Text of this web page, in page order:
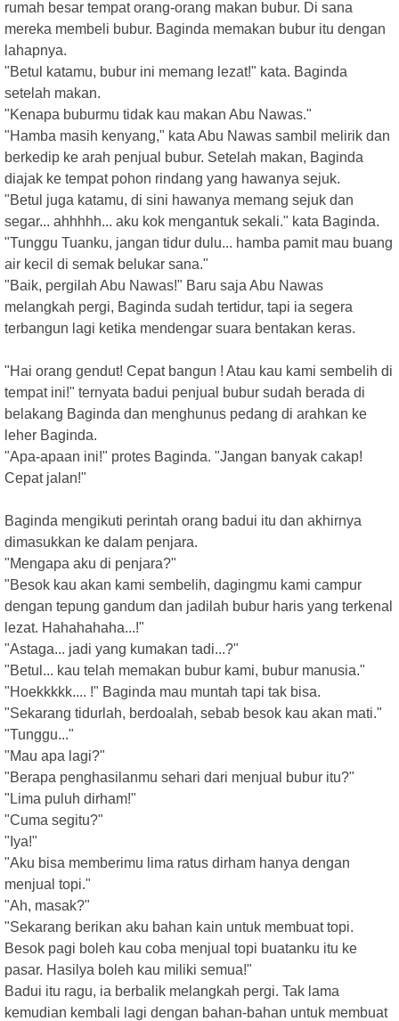
rumah besar tempat orang-orang makan bubur. Di sana
mereka membeli bubur. Baginda memakan bubur itu dengan
lahapnya.
"Betul katamu, bubur ini memang lezat!" kata. Baginda
setelah makan.
"Kenapa buburmu tidak kau makan Abu Nawas."
"Hamba masih kenyang," kata Abu Nawas sambil melirik dan
berkedip ke arah penjual bubur. Setelah makan, Baginda
diajak ke tempat pohon rindang yang hawanya sejuk.
"Betul juga katamu, di sini hawanya memang sejuk dan
segar... ahhhhh... aku kok mengantuk sekali." kata Baginda.
"Tunggu Tuanku, jangan tidur dulu... hamba pamit mau buang
air kecil di semak belukar sana."
"Baik, pergilah Abu Nawas!" Baru saja Abu Nawas
melangkah pergi, Baginda sudah tertidur, tapi ia segera
terbangun lagi ketika mendengar suara bentakan keras.
"Hai orang gendut! Cepat bangun ! Atau kau kami sembelih di
tempat ini!" ternyata badui penjual bubur sudah berada di
belakang Baginda dan menghunus pedang di arahkan ke
leher Baginda.
"Apa-apaan ini!" protes Baginda. "Jangan banyak cakap!
Cepat jalan!"
Baginda mengikuti perintah orang badui itu dan akhirnya
dimasukkan ke dalam penjara.
"Mengapa aku di penjara?"
"Besok kau akan kami sembelih, dagingmu kami campur
dengan tepung gandum dan jadilah bubur haris yang terkenal
lezat. Hahahahaha...!"
"Astaga... jadi yang kumakan tadi...?"
"Betul... kau telah memakan bubur kami, bubur manusia."
"Hoekkkkk.... !" Baginda mau muntah tapi tak bisa.
"Sekarang tidurlah, berdoalah, sebab besok kau akan mati."
"Tunggu..."
"Mau apa lagi?"
"Berapa penghasilanmu sehari dari menjual bubur itu?"
"Lima puluh dirham!"
"Cuma segitu?"
"Iya!"
"Aku bisa memberimu lima ratus dirham hanya dengan
menjual topi."
"Ah, masak?"
"Sekarang berikan aku bahan kain untuk membuat topi.
Besok pagi boleh kau coba menjual topi buatanku itu ke
pasar. Hasilya boleh kau miliki semua!"
Badui itu ragu, ia berbalik melangkah pergi. Tak lama
kemudian kembali lagi dengan bahan-bahan untuk membuat